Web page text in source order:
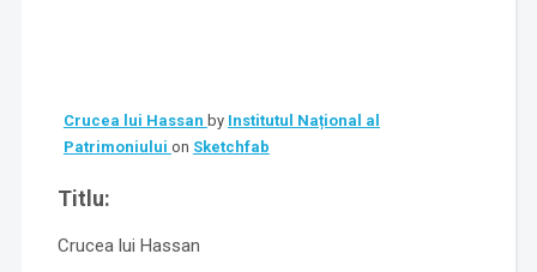
Crucea lui Hassan by Institutul Național al
Patrimoniului on Sketchfab
Titlu:
Crucea lui Hassan